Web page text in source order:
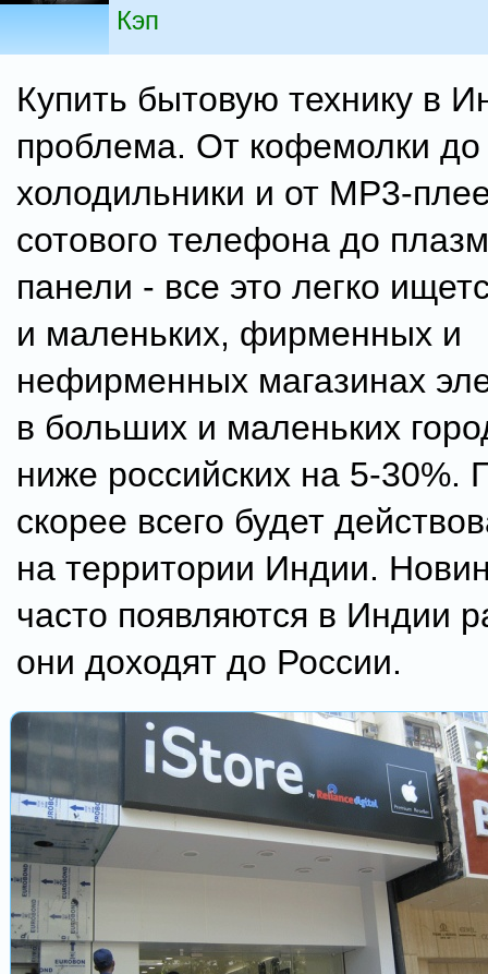
Кэп
Купить бытовую технику в
проблема. От кофемолки до
холодильники и от MP3-
сотового телефона до
панели - все это легко
и маленьких, фирменных и
нефирменных магазинах
в больших и маленьких
ниже российских на 5-30%.
скорее всего будет
на территории Индии.
часто появляются в Индии
они доходят до России.